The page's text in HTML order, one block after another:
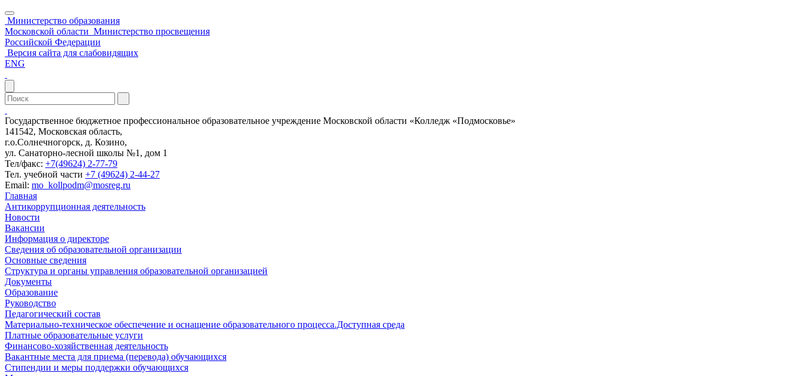
Министерство образования
Московской области Министерство просвещения
Российской Федерации
Версия сайта для слабовидящих
ENG
Государственное бюджетное профессиональное образовательное учреждение Московской области «Колледж «Подмосковье»
141542, Московская область,
г.о.Солнечногорск, д. Козино,
ул. Санаторно-лесной школы №1, дом 1
Тел/факс: +7(49624) 2-77-79
Тел. учебной части +7 (49624) 2-44-27
Email: mo_kollpodm@mosreg.ru
Главная
Антикоррупционная деятельность
Новости
Вакансии
Информация о директоре
Сведения об образовательной организации
Основные сведения
Структура и органы управления образовательной организацией
Документы
Образование
Руководство
Педагогический состав
Материально-техническое обеспечение и оснащение образовательного процесса.Доступная среда
Платные образовательные услуги
Финансово-хозяйственная деятельность
Вакантные места для приема (перевода) обучающихся
Стипендии и меры поддержки обучающихся